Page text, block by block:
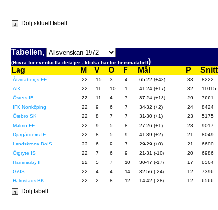
Dölj aktuell tabell
Tabellen,
(Hovra för eventuella detaljer - klicka här för hemmatabell)
Lag
M V O F Mål P Snitt
Åtvidabergs FF 22 15 3 4 65-22 (+43) 33
8222
AIK
22 11 10 1 41-24 (+17) 32
11015
Östers IF
22 11 4 7 37-24 (+13) 26
7661
IFK Norrköping
22 9 6 7 34-32 (+2) 24
8424
Örebro SK
22 8 7 7 31-30 (+1) 23
5175
Malmö FF
22 9 5 8 27-26 (+1) 23
9017
Djurgårdens IF
22 8 5 9 41-39 (+2) 21
8049
Landskrona BoIS
22 6 9 7 29-29 (+0) 21
6600
Örgryte IS
22 7 6 9 21-31 (-10) 20
6986
Hammarby IF
22 5 7 10 30-47 (-17) 17
8364
GAIS
22 4 4 14 32-56 (-24) 12
7396
Halmstads BK
22 2 8 12 14-42 (-28) 12 6566
Dölj tabell